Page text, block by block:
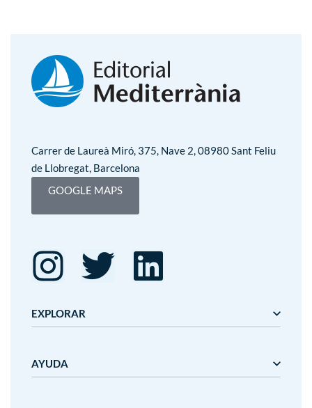
Carrer de Laureà Miró, 375, Nave 2, 08980 Sant Feliu
de Llobregat, Barcelona
GOOGLE MAPS
EXPLORAR
Gaudí
AYUDA